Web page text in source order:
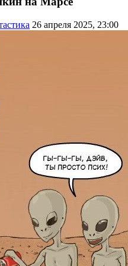
26 апреля 2025, 23:00